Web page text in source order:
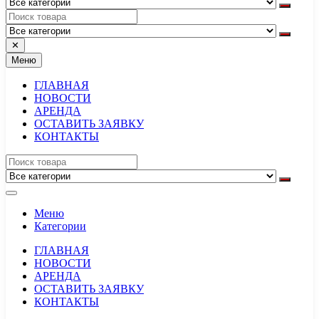
✕
Меню
ГЛАВНАЯ
НОВОСТИ
АРЕНДА
ОСТАВИТЬ ЗАЯВКУ
КОНТАКТЫ
Меню
Категории
ГЛАВНАЯ
НОВОСТИ
АРЕНДА
ОСТАВИТЬ ЗАЯВКУ
КОНТАКТЫ